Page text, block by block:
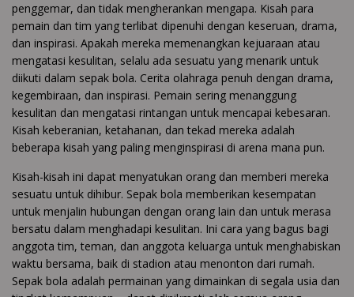
penggemar, dan tidak mengherankan mengapa. Kisah para
pemain dan tim yang terlibat dipenuhi dengan keseruan, drama,
dan inspirasi. Apakah mereka memenangkan kejuaraan atau
mengatasi kesulitan, selalu ada sesuatu yang menarik untuk
diikuti dalam sepak bola. Cerita olahraga penuh dengan drama,
kegembiraan, dan inspirasi. Pemain sering menanggung
kesulitan dan mengatasi rintangan untuk mencapai kebesaran.
Kisah keberanian, ketahanan, dan tekad mereka adalah
beberapa kisah yang paling menginspirasi di arena mana pun.
Kisah-kisah ini dapat menyatukan orang dan memberi mereka
sesuatu untuk dihibur. Sepak bola memberikan kesempatan
untuk menjalin hubungan dengan orang lain dan untuk merasa
bersatu dalam menghadapi kesulitan. Ini cara yang bagus bagi
anggota tim, teman, dan anggota keluarga untuk menghabiskan
waktu bersama, baik di stadion atau menonton dari rumah.
Sepak bola adalah permainan yang dimainkan di segala usia dan